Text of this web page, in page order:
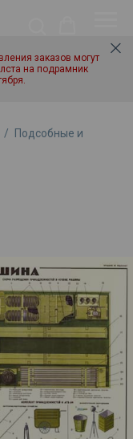
заказов могут
на подрамник
/
Подсобные и